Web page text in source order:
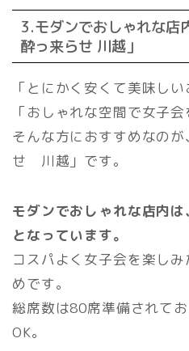
3.モダンでおしゃれな店
酔っ来らせ 川越」
「とにかく安くて美味し
「おしゃれな空間で女子会
そんな方におすすめなの
せ 川越」です。
モダンでおしゃれな店内
となっています。
コスパよく女子会を楽し
めです。
総席数は80席準備されて
OK。